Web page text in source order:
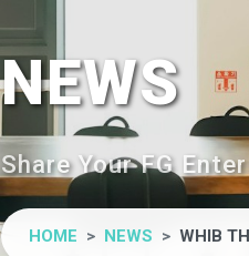
NEWS
Share Your FG
HOME NEWS WHIB